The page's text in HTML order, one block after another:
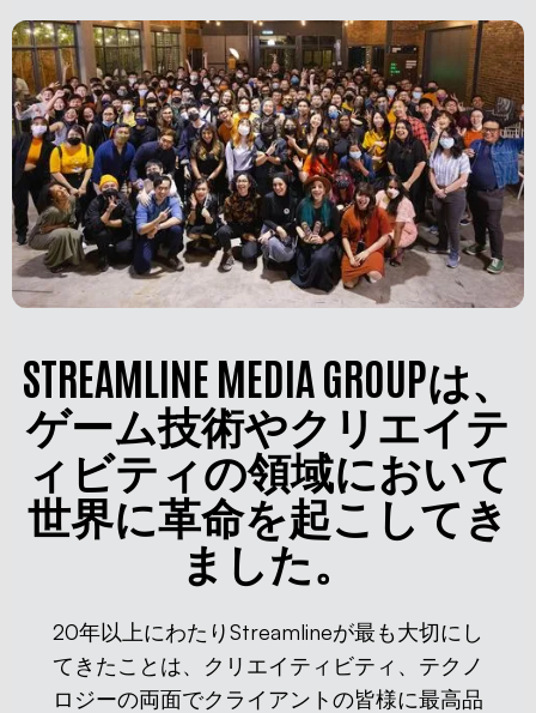
STREAMLINE MEDIA GROUPは、
ゲーム技術やクリエイテ
ィビティの領域において
世界に革命を起こしてき
ました。
20年以上にわたりStreamlineが最も大切にし
てきたことは、クリエイティビティ、テクノ
ロジーの両面でクライアントの皆様に最高品